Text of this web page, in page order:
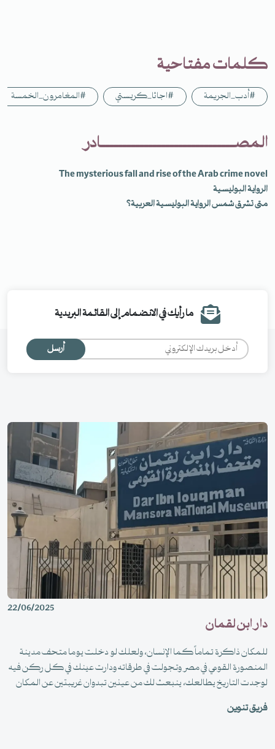
كلمات مفتاحية
#أدب_الجريمة #اجاثا_كريستي #المغامرون_الخمسة
المصـــــــــــــــــــــــــــــــادر
The mysterious fall and rise of the Arab crime novel
الرواية البوليسية
متى تشرق شمس الرواية البوليسية العربية؟
ما رأيك في الانضمام إلى القائمة البريدية
أرسل
22/06/2025
دار ابن لقمان
للمكان ذاكرة تماماً كما الإنسان، ولعلك لو دخلت يوما متحف مدينة
المنصورة القومي في مصر وتجولت في طرقاته ودارت عينك في كل ركن فيه
لوجدت التاريخ يطالعك، ينبعث لك من عينين تبدوان غريبتين عن المكان
وشقرة الشعر تخبرانك عن الهوية الغربية للتمثال القائم، أجل فهنا "دار ابن
فريق تنوين